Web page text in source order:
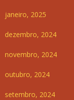
janeiro, 2025
dezembro, 2024
novembro, 2024
outubro, 2024
setembro, 2024